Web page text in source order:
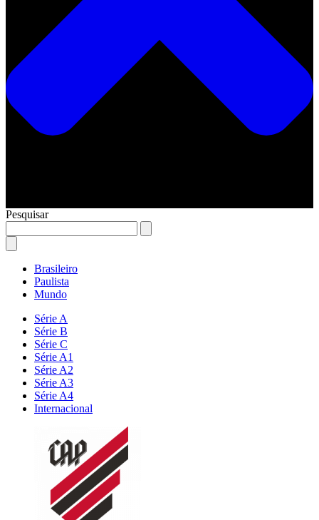
Pesquisar
Brasileiro
Paulista
Mundo
Série A
Série B
Série C
Série A1
Série A2
Série A3
Série A4
Internacional